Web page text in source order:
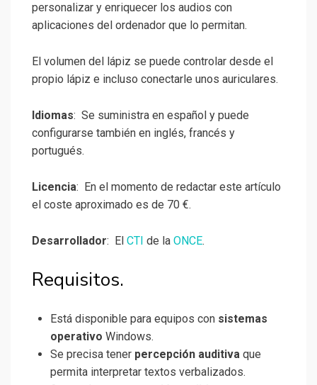
personalizar y enriquecer los audios con
aplicaciones del ordenador que lo permitan.
El volumen del lápiz se puede controlar desde el
propio lápiz e incluso conectarle unos auriculares.
Idiomas: Se suministra en español y puede
configurarse también en inglés, francés y
portugués.
Licencia: En el momento de redactar este artículo
el coste aproximado es de 70 €.
Desarrollador: El CTI de la ONCE.
Requisitos.
Está disponible para equipos con sistemas
operativo Windows.
Se precisa tener percepción auditiva que
permita interpretar textos verbalizados.